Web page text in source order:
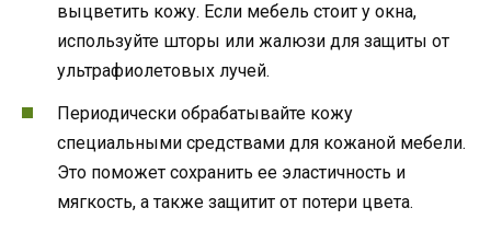
выцветить кожу. Если мебель стоит у окна,
используйте шторы или жалюзи для защиты от
ультрафиолетовых лучей.
Периодически обрабатывайте кожу
специальными средствами для кожаной мебели.
Это поможет сохранить ее эластичность и
мягкость, а также защитит от потери цвета.